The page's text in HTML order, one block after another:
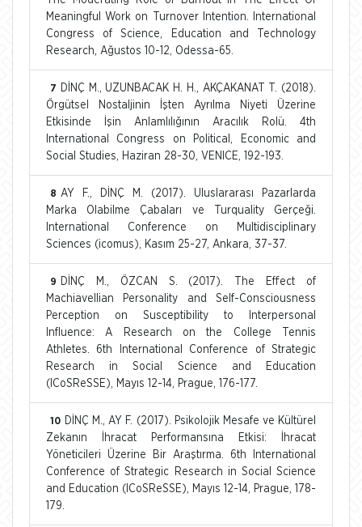
Meaningful Work on Turnover Intention. International
Congress of Science, Education and Technology
Research, Ağustos 10-12, Odessa-65.
7
DİNÇ M., UZUNBACAK H. H., AKÇAKANAT T. (2018).
Örgütsel Nostaljinin İşten Ayrılma Niyeti Üzerine
Etkisinde İşin Anlamlılığının Aracılık Rolü. 4th
International Congress on Political, Economic and
Social Studies, Haziran 28-30, VENICE, 192-193.
8 AY F., DİNÇ M. (2017). Uluslararası Pazarlarda
Marka Olabilme Çabaları ve Turquality Gerçeği.
International Conference on Multidisciplinary
Sciences (icomus), Kasım 25-27, Ankara, 37-37.
9
DİNÇ M., ÖZCAN S. (2017). The Effect of
Machiavellian Personality and Self-Consciousness
Perception on Susceptibility to Interpersonal
Influence: A Research on the College Tennis
Athletes. 6th International Conference of Strategic
Research in Social Science and Education
(ICoSReSSE), Mayıs 12-14, Prague, 176-177.
10
DİNÇ M., AY F. (2017). Psikolojik Mesafe ve Kültürel
Zekanın İhracat Performansına Etkisi: İhracat
Yöneticileri Üzerine Bir Araştırma. 6th International
Conference of Strategic Research in Social Science
and Education (ICoSReSSE), Mayıs 12-14, Prague, 178-
179.